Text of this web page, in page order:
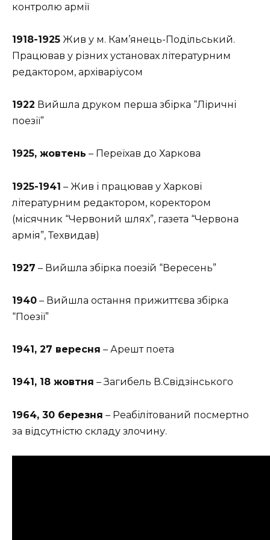
контролю армії
1918-1925 Жив у м. Кам’янець-Подільський.
Працював у різних установах літературним
редактором, архіваріусом
1922 Вийшла друком перша збірка “Ліричні
поезії”
1925, жовтень – Переїхав до Харкова
1925-1941 – Жив і працював у Харкові
літературним редактором, коректором
(місячник “Червоний шлях”, газета “Червона
армія”, Техвидав)
1927 – Вийшла збірка поезій “Вересень”
1940 – Вийшла остання прижиттєва збірка
“Поезії”
1941, 27 вересня – Арешт поета
1941, 18 жовтня – Загибель В.Свідзінського
1964, 30 березня – Реабілітований посмертно
за відсутністю складу злочину.